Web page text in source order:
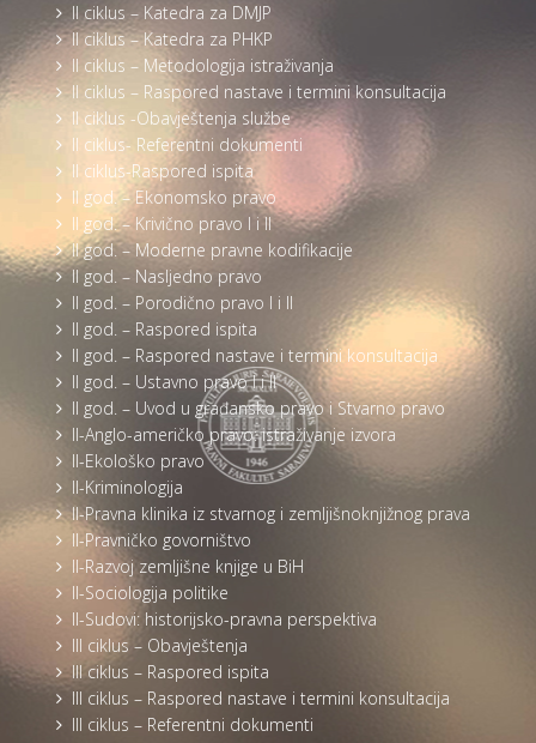
II ciklus – Katedra za DMJP
II ciklus – Katedra za PHKP
II ciklus – Metodologija istraživanja
II ciklus – Raspored nastave i termini konsultacija
II ciklus -Obavještenja službe
II ciklus- Referentni dokumenti
II ciklus-Raspored ispita
II god. – Ekonomsko pravo
II god. – Krivično pravo I i II
II god. – Moderne pravne kodifikacije
II god. – Nasljedno pravo
II god. – Porodično pravo I i II
II god. – Raspored ispita
II god. – Raspored nastave i termini konsultacija
II god. – Ustavno pravo I i II
II god. – Uvod u građansko pravo i Stvarno pravo
II-Anglo-američko pravo: istraživanje izvora
II-Ekološko pravo
II-Kriminologija
II-Pravna klinika iz stvarnog i zemljišnoknjižnog prava
II-Pravničko govorništvo
II-Razvoj zemljišne knjige u BiH
II-Sociologija politike
II-Sudovi: historijsko-pravna perspektiva
III ciklus – Obavještenja
III ciklus – Raspored ispita
III ciklus – Raspored nastave i termini konsultacija
III ciklus – Referentni dokumenti